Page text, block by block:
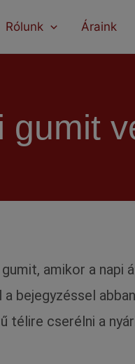
Rólunk Áraink
gumit
amikor a napi
bejegyzéssel
télire cserélni a